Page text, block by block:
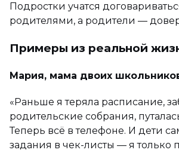
Подростки учатся
родителями, а родители —
Примеры из реальной
Мария, мама двоих
«Раньше я теряла расписание,
родительские собрания,
Теперь всё в телефоне. И дети
задания в чек-листы — я только